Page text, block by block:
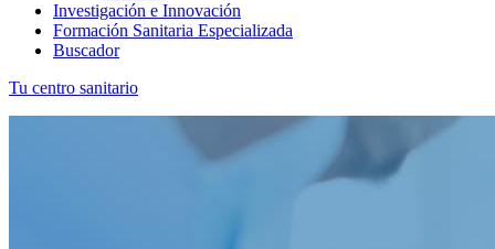
Investigación e Innovación
Formación Sanitaria Especializada
Buscador
Tu centro sanitario